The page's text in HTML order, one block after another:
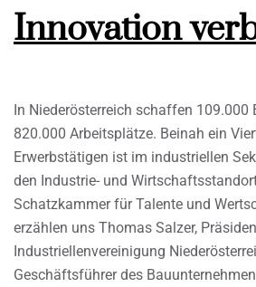
Innovation
In Niederösterreich schaffen 109.000
820.000 Arbeitsplätze. Beinah ein
Erwerbstätigen ist im industriellen
den Industrie- und
Schatzkammer für Talente und
erzählen uns Thomas Salzer,
Industriellenvereinigung
Geschäftsführer des